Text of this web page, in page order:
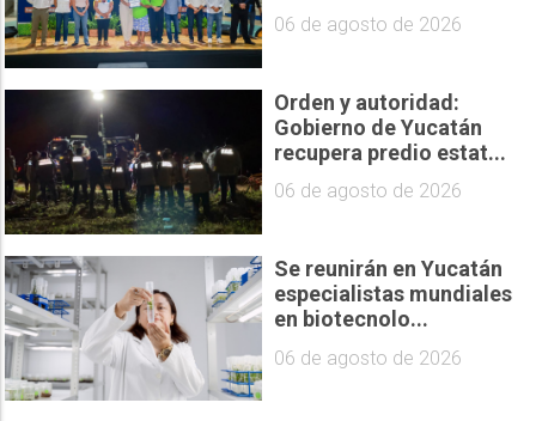
06 de agosto de 2026
Orden y autoridad:
Gobierno de Yucatán
recupera predio estat...
06 de agosto de 2026
Se reunirán en Yucatán
especialistas mundiales
en biotecnolo...
06 de agosto de 2026